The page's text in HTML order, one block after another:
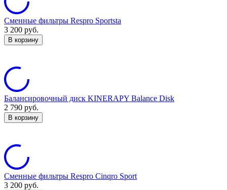
Сменные фильтры Respro Sportsta
3 200 руб.
В корзину
Балансировочный диск KINERAPY Balance Disk
2 790 руб.
В корзину
Сменные фильтры Respro Cinqro Sport
3 200 руб.